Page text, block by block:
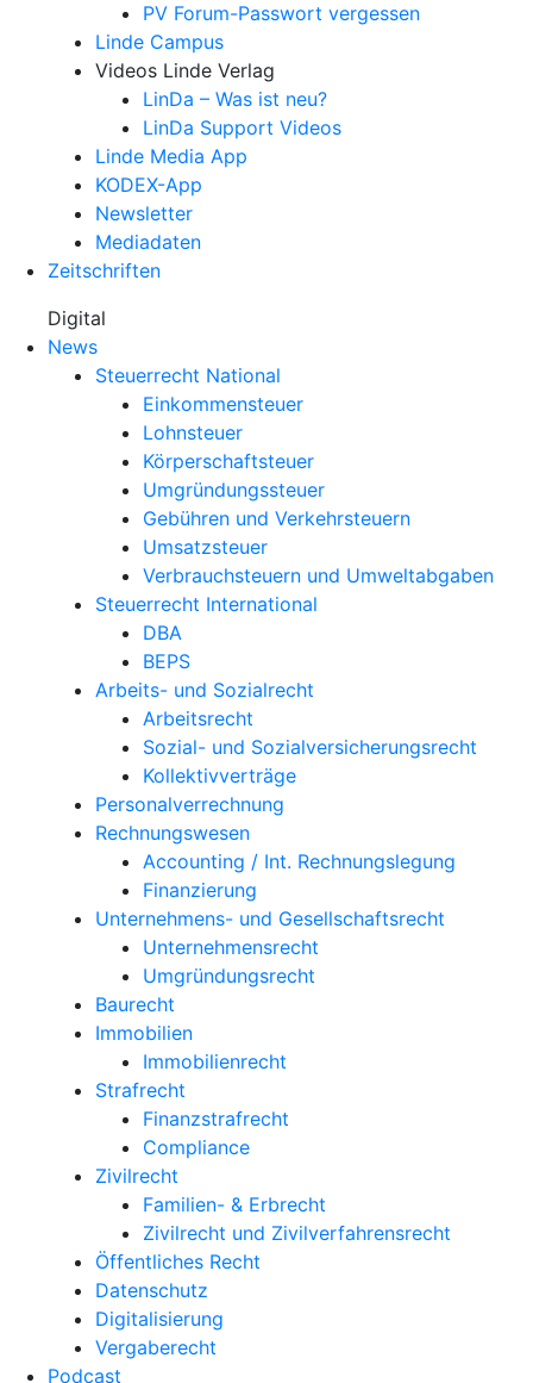
PV Forum-Passwort vergessen
Linde Campus
Videos Linde Verlag
LinDa – Was ist neu?
LinDa Support Videos
Linde Media App
KODEX-App
Newsletter
Mediadaten
Zeitschriften
Digital
News
Steuerrecht National
Einkommensteuer
Lohnsteuer
Körperschaftsteuer
Umgründungssteuer
Gebühren und Verkehrsteuern
Umsatzsteuer
Verbrauchsteuern und Umweltabgaben
Steuerrecht International
DBA
BEPS
Arbeits- und Sozialrecht
Arbeitsrecht
Sozial- und Sozialversicherungsrecht
Kollektivverträge
Personalverrechnung
Rechnungswesen
Accounting / Int. Rechnungslegung
Finanzierung
Unternehmens- und Gesellschaftsrecht
Unternehmensrecht
Umgründungsrecht
Baurecht
Immobilien
Immobilienrecht
Strafrecht
Finanzstrafrecht
Compliance
Zivilrecht
Familien- & Erbrecht
Zivilrecht und Zivilverfahrensrecht
Öffentliches Recht
Datenschutz
Digitalisierung
Vergaberecht
Podcast